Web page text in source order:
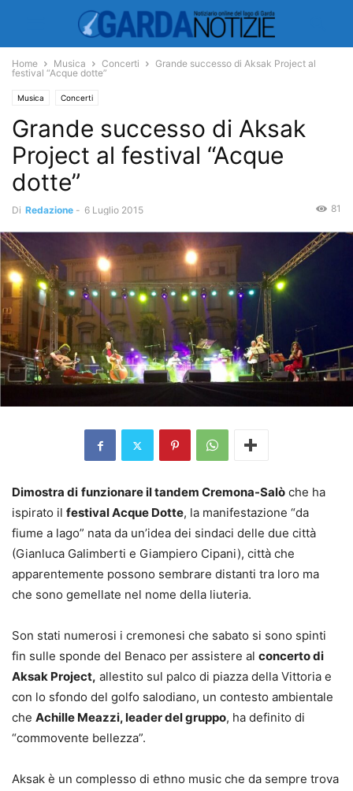
Home Musica Concerti
Grande successo di Aksak Project al
festival “Acque dotte”
Musica Concerti
Grande successo di Aksak
Project al festival “Acque
dotte”
Di Redazione - 6 Luglio 2015 81
Dimostra di funzionare il tandem Cremona-Salò che ha
ispirato il festival Acque Dotte, la manifestazione “da
fiume a lago” nata da un’idea dei sindaci delle due città
(Gianluca Galimberti e Giampiero Cipani), città che
apparentemente possono sembrare distanti tra loro ma
che sono gemellate nel nome della liuteria.
Son stati numerosi i cremonesi che sabato si sono spinti
fin sulle sponde del Benaco per assistere al concerto di
Aksak Project, allestito sul palco di piazza della Vittoria e
con lo sfondo del golfo salodiano, un contesto ambientale
che Achille Meazzi, leader del gruppo, ha definito di
“commovente bellezza”.
Aksak è un complesso di ethno music che da sempre trova